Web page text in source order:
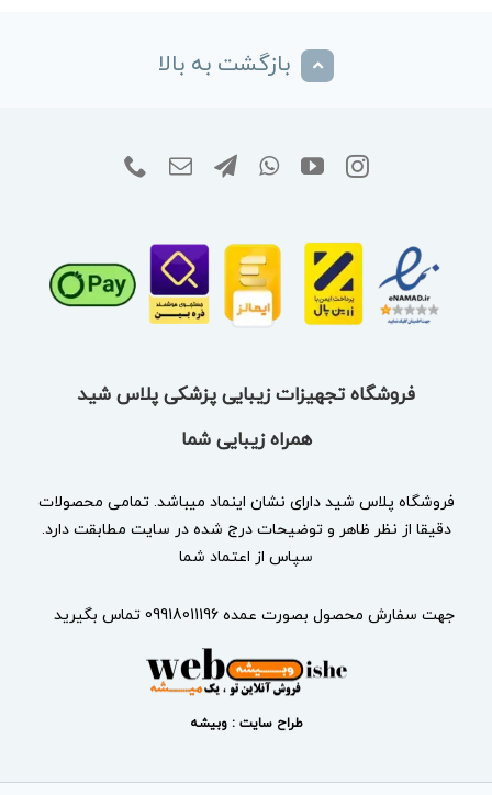
بازگشت به بالا
فروشگاه تجهیزات زیبایی پزشکی پلاس شید
همراه زیبایی شما
فروشگاه پلاس شید دارای نشان اینماد میباشد. تمامی محصولات
دقیقا از نظر ظاهر و توضیحات درج شده در سایت مطابقت دارد.
سپاس از اعتماد شما
جهت سفارش محصول بصورت عمده 09918011196 تماس بگیرید
طراح سایت : وبیشه